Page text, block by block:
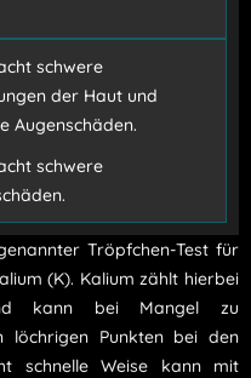
schwere
der Haut und
Augenschäden.
schwere
Tröpfchen-Test für
(K). Kalium zählt hierbei
kann bei Mangel zu
löchrigen Punkten bei den
schnelle Weise kann mit